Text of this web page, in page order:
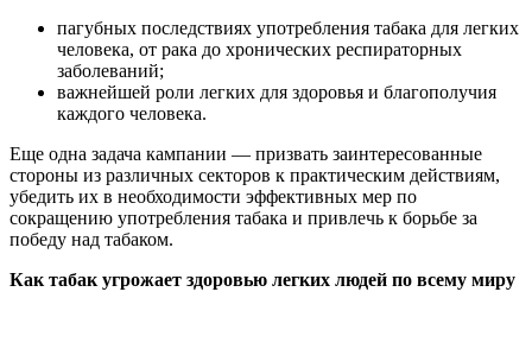
пагубных последствиях употребления табака для легких
человека, от рака до хронических респираторных
заболеваний;
важнейшей роли легких для здоровья и благополучия
каждого человека.
Еще одна задача кампании — призвать заинтересованные
стороны из различных секторов к практическим действиям,
убедить их в необходимости эффективных мер по
сокращению употребления табака и привлечь к борьбе за
победу над табаком.
Как табак угрожает здоровью легких людей по всему миру